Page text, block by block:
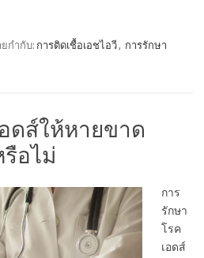
กำกับ: การติดเชื้อเอชไอวี, การรักษา
ดส์ให้หายขาด
อไม่
การ
รักษา
โรค
เอดส์